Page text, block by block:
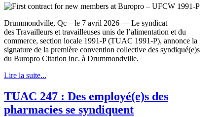
Drummondville, Qc – le 7 avril 2026 — Le syndicat
des Travailleurs et travailleuses unis de l’alimentation et du
commerce, section locale 1991-P (TUAC 1991-P), annonce la
signature de la première convention collective des syndiqué(e)s
du Buropro Citation inc. à Drummondville.
Lire la suite...
TUAC 247 : Des employé(e)s des
pharmacies se syndiquent